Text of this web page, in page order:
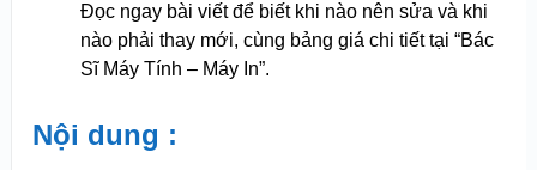
Đọc ngay bài viết để biết khi nào nên sửa và khi
nào phải thay mới, cùng bảng giá chi tiết tại “Bác
Sĩ Máy Tính – Máy In”.
Nội dung :